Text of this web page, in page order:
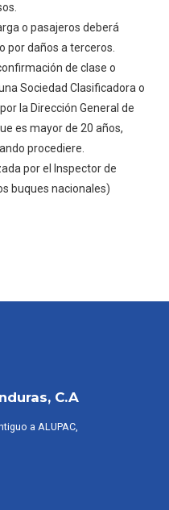
o pasajeros deberá
por daños a terceros.
de clase o
Sociedad Clasificadora o
la Dirección General de
es mayor de 20 años,
procediere.
por el Inspector de
buques nacionales)
C.A
a ALUPAC,